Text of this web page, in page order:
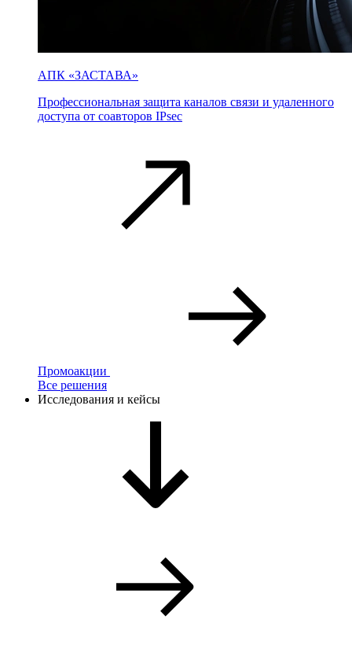
АПК «ЗАСТАВА»
Профессиональная защита каналов связи и удаленного
доступа от соавторов IPsec
Промоакции
Все решения
Исследования и кейсы